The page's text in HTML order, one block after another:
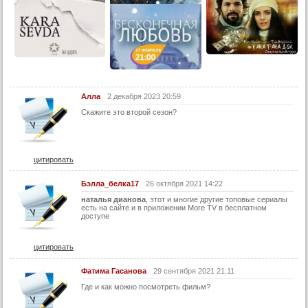
48 серия (суб)
49 серия
49 серия (суб)
50 серия (суб)
51 серия
51 серия (суб)
52 серия (суб)
53 серия
53 серия
53 серия (суб)
54 серия
55 серия
Алла
2 декабря 2023 20:59
Скажите это второй сезон?
цитировать
Бэлла_белка17
26 октября 2021 14:22
наталья дианова , этот и многие другие топовые сериалы
есть на сайте и в приложении More TV в бесплатном
доступе
цитировать
Фатима Гасанова
29 сентября 2021 21:11
Где и как можно посмотреть фильм?